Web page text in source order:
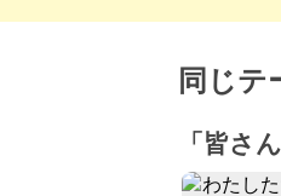
同じテ
「皆さ